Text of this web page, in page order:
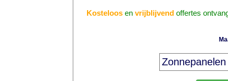
Kosteloos envrijblijvend offertes